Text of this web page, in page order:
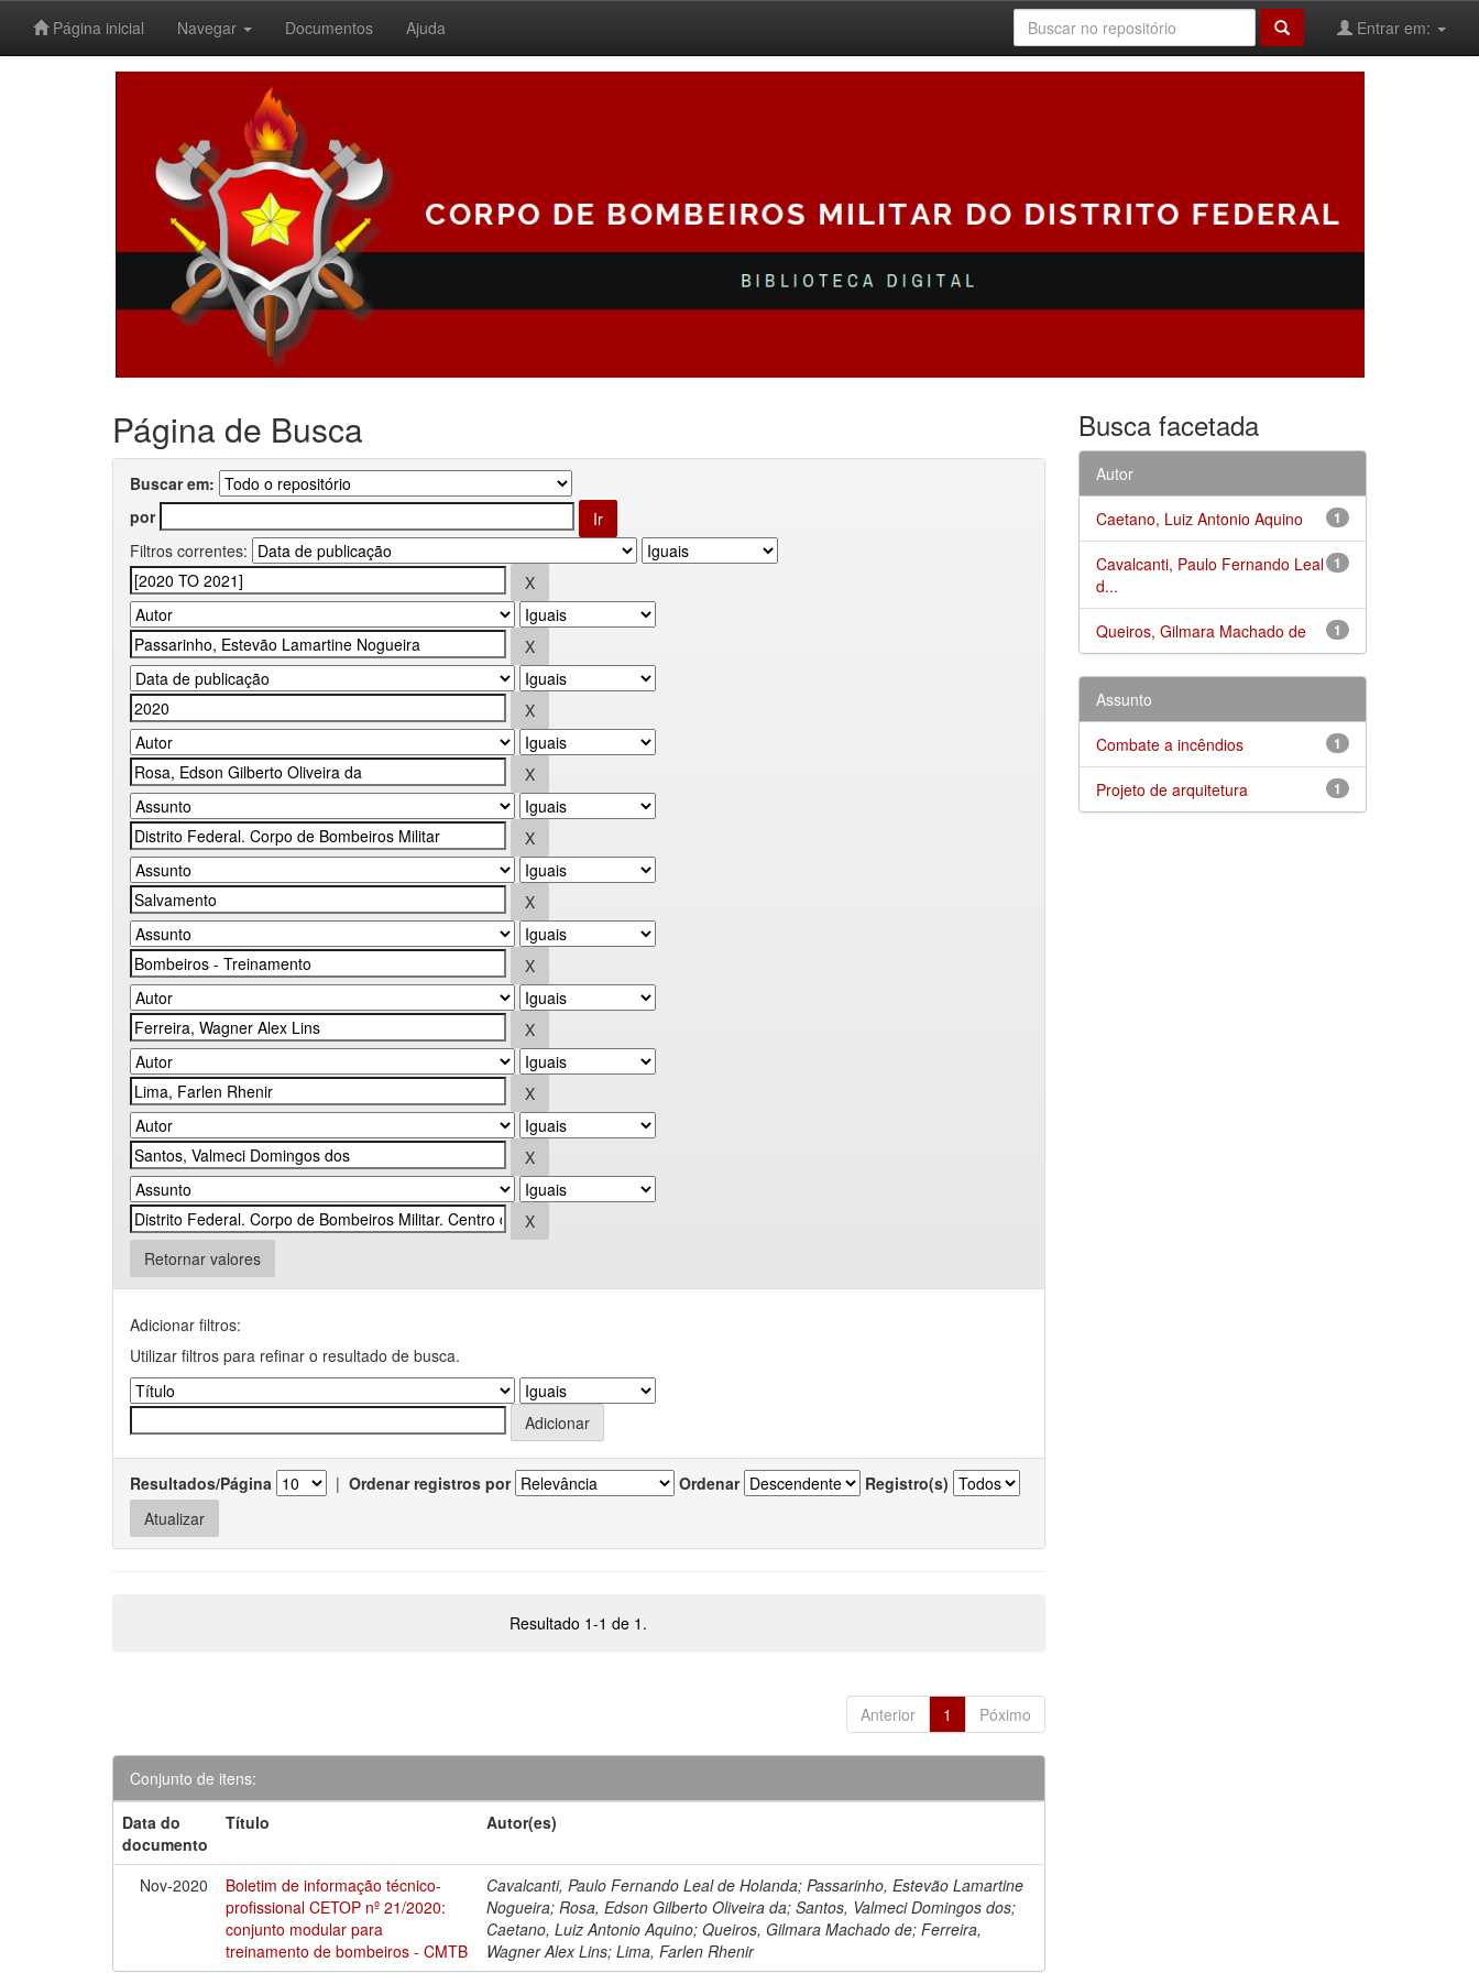
Página inicial Navegar Documentos Ajuda Entrar em:
Página de Busca
Buscar em:
por
Filtros correntes:
Retornar valores
Adicionar filtros:
Utilizar filtros para refinar o resultado de busca.
Resultados/Página | Ordenar registros por Ordenar Registro(s)
Resultado 1-1 de 1.
Anterior 1 Póximo
Conjunto de itens:
Data do
documento
Título Autor(es)
Nov-2020
Boletim de informação técnico-
profissional CETOP nº 21/2020:
conjunto modular para
treinamento de bombeiros - CMTB
Cavalcanti, Paulo Fernando Leal de Holanda; Passarinho, Estevão Lamartine
Nogueira; Rosa, Edson Gilberto Oliveira da; Santos, Valmeci Domingos dos;
Caetano, Luiz Antonio Aquino; Queiros, Gilmara Machado de; Ferreira,
Wagner Alex Lins; Lima, Farlen Rhenir
Busca facetada
Autor
1
Caetano, Luiz Antonio Aquino
1
Cavalcanti, Paulo Fernando Leal
d...
1
Queiros, Gilmara Machado de
Assunto
1
Combate a incêndios
1
Projeto de arquitetura